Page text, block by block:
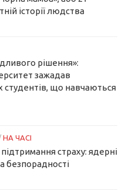
історії людства
рішення»:
зажадав
студентів, що навчаються
НА ЧАСІ
страху: ядерні
безпорадності